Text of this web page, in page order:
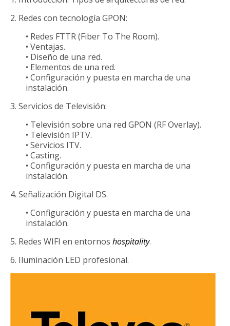
2. Redes con tecnología GPON:
• Redes FTTR (Fiber To The Room).
• Ventajas.
• Diseño de una red.
• Elementos de una red.
• Configuración y puesta en marcha de una
instalación.
3. Servicios de Televisión:
• Televisión sobre una red GPON (RF Overlay).
• Televisión IPTV.
• Servicios ITV.
• Casting.
• Configuración y puesta en marcha de una
instalación.
4. Señalización Digital DS.
• Configuración y puesta en marcha de una
instalación.
5. Redes WIFI en entornos hospitality.
6. Iluminación LED profesional.